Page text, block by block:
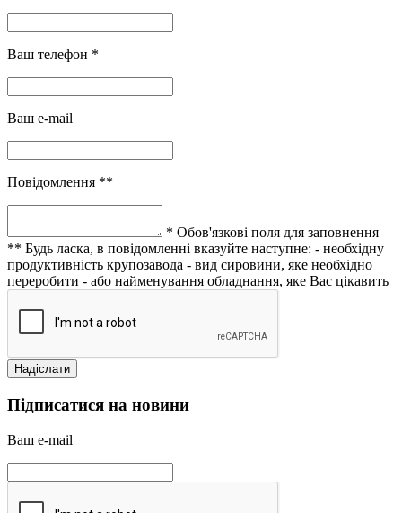
Ваш телефон *
Ваш e-mail
Повідомлення **
* Обов'язкові поля для заповнення
** Будь ласка, в повідомленні вказуйте наступне: - необхідну
продуктивність крупозавода - вид сировини, яке необхідно
переробити - або найменування обладнання, яке Вас цікавить
Підписатися на новини
Ваш e-mail